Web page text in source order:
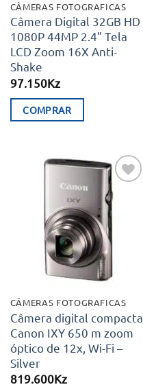
CÂMERAS FOTOGRAFICAS
Câmera Digital 32GB HD
1080P 44MP 2.4” Tela
LCD Zoom 16X Anti-
Shake
97.150Kz
COMPRAR
Adicionar
aos meus
desejos
CÂMERAS FOTOGRAFICAS
Câmera digital compacta
Canon IXY 650 m zoom
óptico de 12x, Wi-Fi –
Silver
819.600Kz